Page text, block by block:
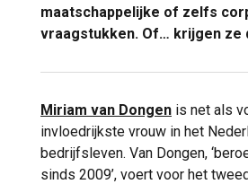
maatschappelijke of zelfs
vraagstukken. Of… krijgen ze
Miriam van Dongen is net als
invloedrijkste vrouw in het
bedrijfsleven. Van Dongen,
sinds 2009’, voert voor het